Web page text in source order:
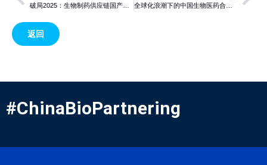
全球化浪潮下的中国生物医药合作新机遇
返回
#ChinaBioPartnering